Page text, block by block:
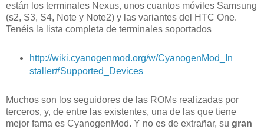
están los terminales Nexus, unos cuantos móviles Samsung
(s2, S3, S4, Note y Note2) y las variantes del HTC One.
Tenéis la lista completa de terminales soportados
http://wiki.cyanogenmod.org/w/CyanogenMod_In
staller#Supported_Devices
Muchos son los seguidores de las ROMs realizadas por
terceros, y, de entre las existentes, una de las que tiene
mejor fama es CyanogenMod. Y no es de extrañar, su gran